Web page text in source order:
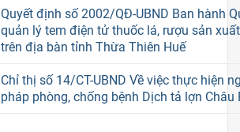
Quyết định số 2002/QĐ-UBND Ban hành
quản lý tem điện tử thuốc lá, rượu sản
trên địa bàn tỉnh Thừa Thiên Huế
Chỉ thị số 14/CT-UBND Về việc thực hiện
pháp phòng, chống bệnh Dịch tả lợn Châu